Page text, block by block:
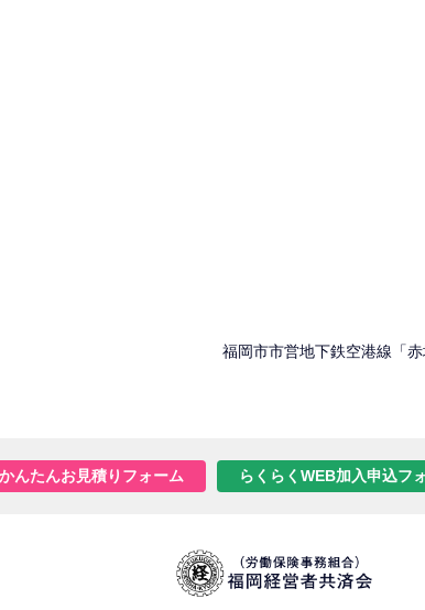
福岡市市営地下鉄空港線「
かんたんお見積りフォーム らくらくWEB加入申込フ